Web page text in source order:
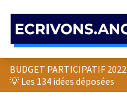
BUDGET PARTICIPATIF 2022
💡 Les 134 idées déposées